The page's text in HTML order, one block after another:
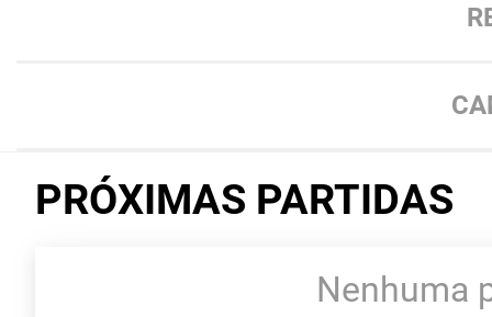
PRÓXIMAS PARTIDAS
Nenhuma